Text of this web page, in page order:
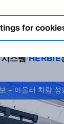
점점 더 중요
시스템HERBIE
– 아울러 차량 성
for